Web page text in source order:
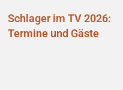
Schlager im TV 2026:
Termine und Gäste